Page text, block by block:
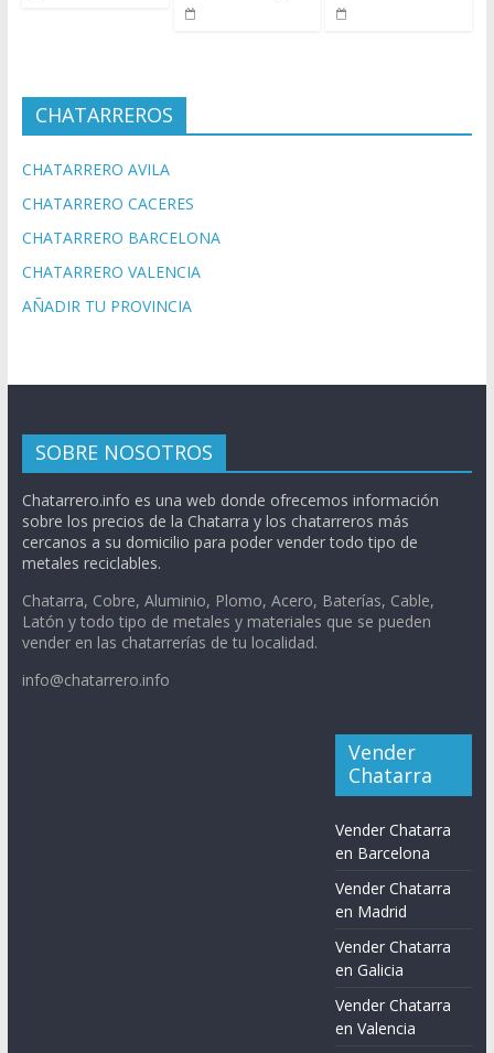
CHATARREROS
CHATARRERO AVILA
CHATARRERO CACERES
CHATARRERO BARCELONA
CHATARRERO VALENCIA
AÑADIR TU PROVINCIA
SOBRE NOSOTROS
Chatarrero.info es una web donde ofrecemos información
sobre los precios de la Chatarra y los chatarreros más
cercanos a su domicilio para poder vender todo tipo de
metales reciclables.
Chatarra, Cobre, Aluminio, Plomo, Acero, Baterías, Cable,
Latón y todo tipo de metales y materiales que se pueden
vender en las chatarrerías de tu localidad.
info@chatarrero.info
Vender
Chatarra
Vender Chatarra
en Barcelona
Vender Chatarra
en Madrid
Vender Chatarra
en Galicia
Vender Chatarra
en Valencia